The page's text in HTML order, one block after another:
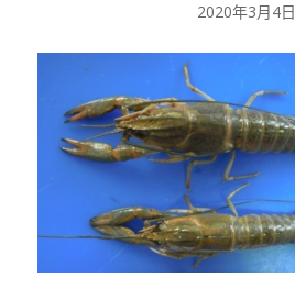
2020年3月4日